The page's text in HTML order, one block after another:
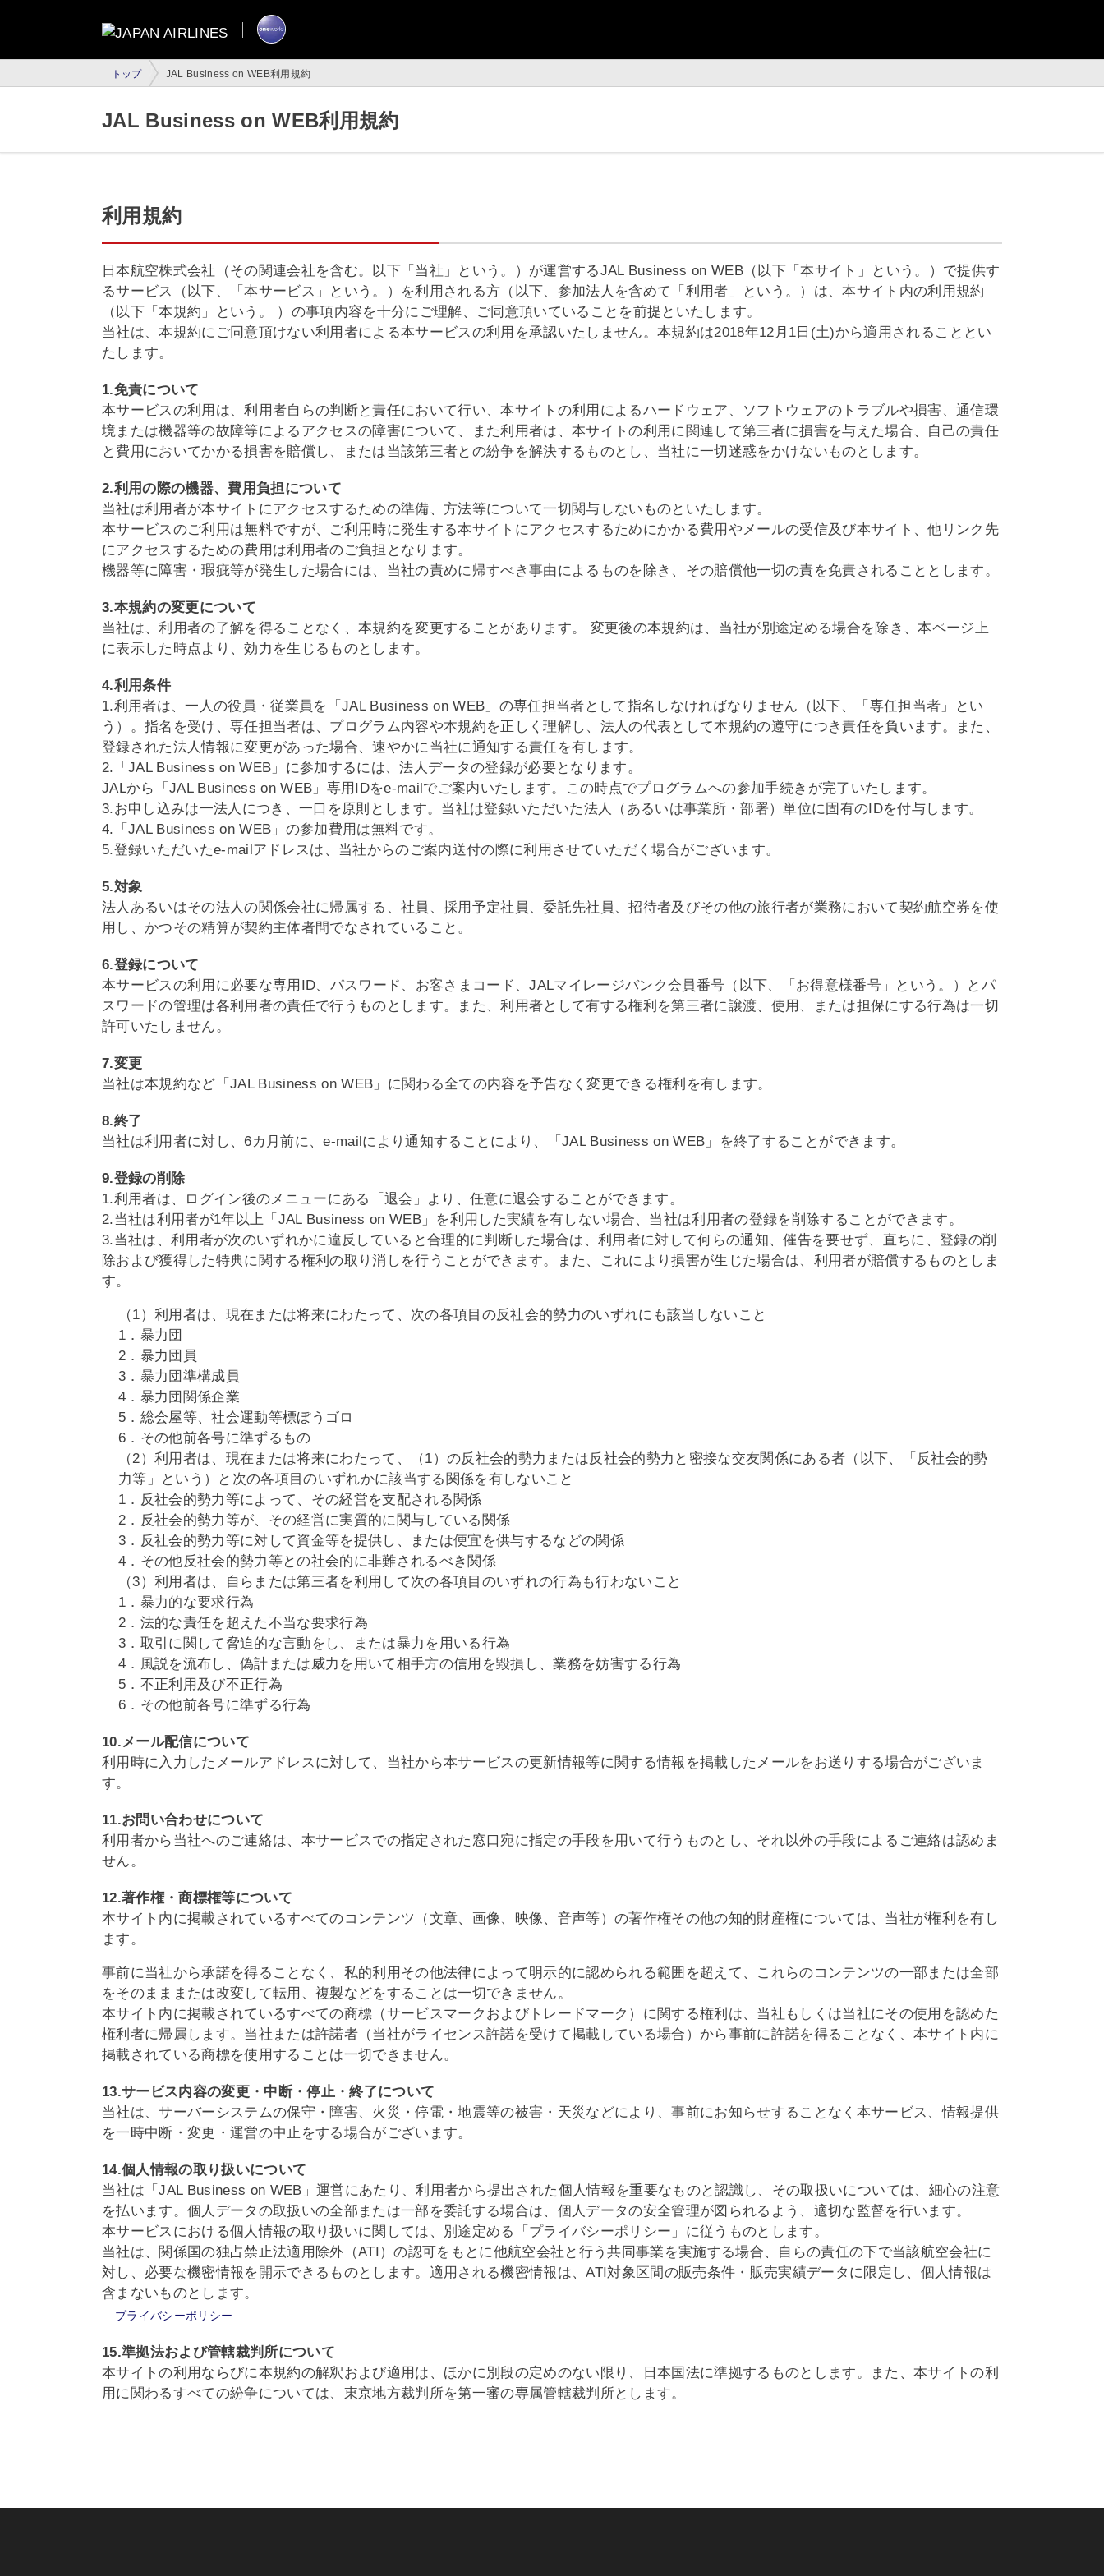
トップ JAL Business on WEB利用規約
JAL Business on WEB利用規約
利用規約
日本航空株式会社（その関連会社を含む。以下「当社」という。）が運営するJAL Business on WEB（以下「本サイト」という。）で提供す
るサービス（以下、「本サービス」という。）を利用される方（以下、参加法人を含めて「利用者」という。）は、本サイト内の利用規約
（以下「本規約」という。 ）の事項内容を十分にご理解、ご同意頂いていることを前提といたします。
当社は、本規約にご同意頂けない利用者による本サービスの利用を承認いたしません。本規約は2018年12月1日(土)から適用されることとい
たします。
1.免責について
本サービスの利用は、利用者自らの判断と責任において行い、本サイトの利用によるハードウェア、ソフトウェアのトラブルや損害、通信環
境または機器等の故障等によるアクセスの障害について、また利用者は、本サイトの利用に関連して第三者に損害を与えた場合、自己の責任
と費用においてかかる損害を賠償し、または当該第三者との紛争を解決するものとし、当社に一切迷惑をかけないものとします。
2.利用の際の機器、費用負担について
当社は利用者が本サイトにアクセスするための準備、方法等について一切関与しないものといたします。
本サービスのご利用は無料ですが、ご利用時に発生する本サイトにアクセスするためにかかる費用やメールの受信及び本サイト、他リンク先
にアクセスするための費用は利用者のご負担となります。
機器等に障害・瑕疵等が発生した場合には、当社の責めに帰すべき事由によるものを除き、その賠償他一切の責を免責されることとします。
3.本規約の変更について
当社は、利用者の了解を得ることなく、本規約を変更することがあります。 変更後の本規約は、当社が別途定める場合を除き、本ページ上
に表示した時点より、効力を生じるものとします。
4.利用条件
1.利用者は、一人の役員・従業員を「JAL Business on WEB」の専任担当者として指名しなければなりません（以下、「専任担当者」とい
う）。指名を受け、専任担当者は、プログラム内容や本規約を正しく理解し、法人の代表として本規約の遵守につき責任を負います。また、
登録された法人情報に変更があった場合、速やかに当社に通知する責任を有します。
2.「JAL Business on WEB」に参加するには、法人データの登録が必要となります。
JALから「JAL Business on WEB」専用IDをe-mailでご案内いたします。この時点でプログラムへの参加手続きが完了いたします。
3.お申し込みは一法人につき、一口を原則とします。当社は登録いただいた法人（あるいは事業所・部署）単位に固有のIDを付与します。
4.「JAL Business on WEB」の参加費用は無料です。
5.登録いただいたe-mailアドレスは、当社からのご案内送付の際に利用させていただく場合がございます。
5.対象
法人あるいはその法人の関係会社に帰属する、社員、採用予定社員、委託先社員、招待者及びその他の旅行者が業務において契約航空券を使
用し、かつその精算が契約主体者間でなされていること。
6.登録について
本サービスの利用に必要な専用ID、パスワード、お客さまコード、JALマイレージバンク会員番号（以下、「お得意様番号」という。）とパ
スワードの管理は各利用者の責任で行うものとします。また、利用者として有する権利を第三者に譲渡、使用、または担保にする行為は一切
許可いたしません。
7.変更
当社は本規約など「JAL Business on WEB」に関わる全ての内容を予告なく変更できる権利を有します。
8.終了
当社は利用者に対し、6カ月前に、e-mailにより通知することにより、「JAL Business on WEB」を終了することができます。
9.登録の削除
1.利用者は、ログイン後のメニューにある「退会」より、任意に退会することができます。
2.当社は利用者が1年以上「JAL Business on WEB」を利用した実績を有しない場合、当社は利用者の登録を削除することができます。
3.当社は、利用者が次のいずれかに違反していると合理的に判断した場合は、利用者に対して何らの通知、催告を要せず、直ちに、登録の削
除および獲得した特典に関する権利の取り消しを行うことができます。また、これにより損害が生じた場合は、利用者が賠償するものとしま
す。
（1）利用者は、現在または将来にわたって、次の各項目の反社会的勢力のいずれにも該当しないこと
1．暴力団
2．暴力団員
3．暴力団準構成員
4．暴力団関係企業
5．総会屋等、社会運動等標ぼうゴロ
6．その他前各号に準ずるもの
（2）利用者は、現在または将来にわたって、（1）の反社会的勢力または反社会的勢力と密接な交友関係にある者（以下、「反社会的勢
力等」という）と次の各項目のいずれかに該当する関係を有しないこと
1．反社会的勢力等によって、その経営を支配される関係
2．反社会的勢力等が、その経営に実質的に関与している関係
3．反社会的勢力等に対して資金等を提供し、または便宜を供与するなどの関係
4．その他反社会的勢力等との社会的に非難されるべき関係
（3）利用者は、自らまたは第三者を利用して次の各項目のいずれの行為も行わないこと
1．暴力的な要求行為
2．法的な責任を超えた不当な要求行為
3．取引に関して脅迫的な言動をし、または暴力を用いる行為
4．風説を流布し、偽計または威力を用いて相手方の信用を毀損し、業務を妨害する行為
5．不正利用及び不正行為
6．その他前各号に準ずる行為
10.メール配信について
利用時に入力したメールアドレスに対して、当社から本サービスの更新情報等に関する情報を掲載したメールをお送りする場合がございま
す。
11.お問い合わせについて
利用者から当社へのご連絡は、本サービスでの指定された窓口宛に指定の手段を用いて行うものとし、それ以外の手段によるご連絡は認めま
せん。
12.著作権・商標権等について
本サイト内に掲載されているすべてのコンテンツ（文章、画像、映像、音声等）の著作権その他の知的財産権については、当社が権利を有し
ます。
事前に当社から承諾を得ることなく、私的利用その他法律によって明示的に認められる範囲を超えて、これらのコンテンツの一部または全部
をそのまままたは改変して転用、複製などをすることは一切できません。
本サイト内に掲載されているすべての商標（サービスマークおよびトレードマーク）に関する権利は、当社もしくは当社にその使用を認めた
権利者に帰属します。当社または許諾者（当社がライセンス許諾を受けて掲載している場合）から事前に許諾を得ることなく、本サイト内に
掲載されている商標を使用することは一切できません。
13.サービス内容の変更・中断・停止・終了について
当社は、サーバーシステムの保守・障害、火災・停電・地震等の被害・天災などにより、事前にお知らせすることなく本サービス、情報提供
を一時中断・変更・運営の中止をする場合がございます。
14.個人情報の取り扱いについて
当社は「JAL Business on WEB」運営にあたり、利用者から提出された個人情報を重要なものと認識し、その取扱いについては、細心の注意
を払います。個人データの取扱いの全部または一部を委託する場合は、個人データの安全管理が図られるよう、適切な監督を行います。
本サービスにおける個人情報の取り扱いに関しては、別途定める「プライバシーポリシー」に従うものとします。
当社は、関係国の独占禁止法適用除外（ATI）の認可をもとに他航空会社と行う共同事業を実施する場合、自らの責任の下で当該航空会社に
対し、必要な機密情報を開示できるものとします。適用される機密情報は、ATI対象区間の販売条件・販売実績データに限定し、個人情報は
含まないものとします。
プライバシーポリシー
15.準拠法および管轄裁判所について
本サイトの利用ならびに本規約の解釈および適用は、ほかに別段の定めのない限り、日本国法に準拠するものとします。また、本サイトの利
用に関わるすべての紛争については、東京地方裁判所を第一審の専属管轄裁判所とします。